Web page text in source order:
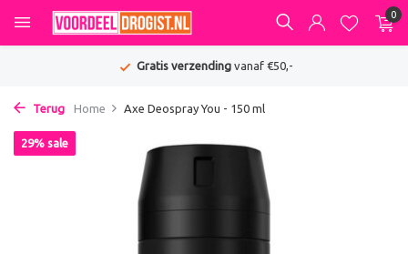
0
Gratis verzendingvanaf €50,-
Terug Home Axe Deospray You - 150 ml
29% sale